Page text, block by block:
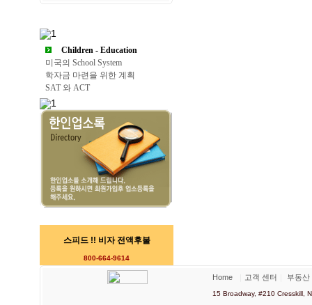
Children - Education
미국의 School System
학자금 마련을 위한 계획
SAT 와 ACT
스피드 !! 비자 전액후불
800-664-9614
Home 고객 센터 부동산
15 Broadway, #210 Cresskill,